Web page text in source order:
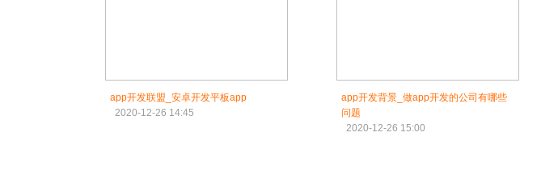
app开发联盟_安卓开发平板app
2020-12-26 14:45
app开发背景_做app开发的公司有哪些
问题
2020-12-26 15:00